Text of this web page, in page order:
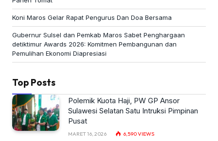
Koni Maros Gelar Rapat Pengurus Dan Doa Bersama
Gubernur Sulsel dan Pemkab Maros Sabet Penghargaan
detiktimur Awards 2026: Komitmen Pembangunan dan
Pemulihan Ekonomi Diapresiasi
Top Posts
Polemik Kuota Haji, PW GP Ansor
Sulawesi Selatan Satu Intruksi Pimpinan
Pusat
MARET 16, 2026 6,590VIEWS